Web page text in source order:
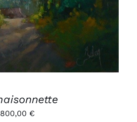
800,00 €